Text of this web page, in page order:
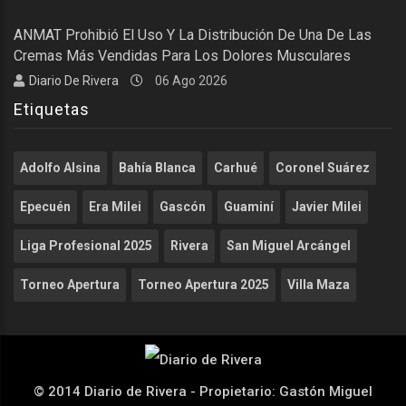
ANMAT Prohibió El Uso Y La Distribución De Una De Las
Cremas Más Vendidas Para Los Dolores Musculares
Diario De Rivera 06 Ago 2026
Etiquetas
Adolfo Alsina Bahía Blanca Carhué Coronel Suárez
Epecuén Era Milei Gascón Guaminí Javier Milei
Liga Profesional 2025 Rivera San Miguel Arcángel
Torneo Apertura Torneo Apertura 2025 Villa Maza
© 2014 Diario de Rivera - Propietario: Gastón Miguel